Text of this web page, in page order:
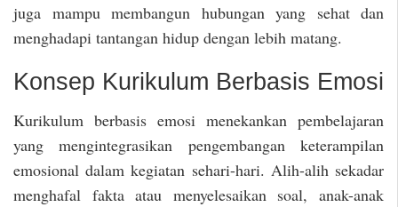
juga mampu membangun hubungan yang sehat dan
menghadapi tantangan hidup dengan lebih matang.
Konsep Kurikulum Berbasis Emosi
Kurikulum berbasis emosi menekankan pembelajaran
yang mengintegrasikan pengembangan keterampilan
emosional dalam kegiatan sehari-hari. Alih-alih sekadar
menghafal fakta atau menyelesaikan soal, anak-anak